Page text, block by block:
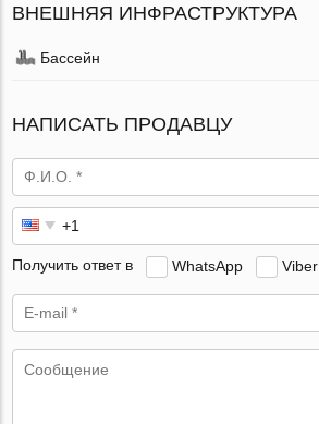
ВНЕШНЯЯ ИНФРАСТРУКТУРА
Бассейн
НАПИСАТЬ ПРОДАВЦУ
Получить ответ в WhatsApp Viber